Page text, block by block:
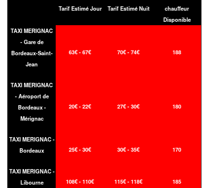
Tarif Estimé Jour Tarif Estimé Nuit
chauffeur
Disponible
TAXI MERIGNAC
- Gare de
Bordeaux-Saint-
Jean
63€ - 67€ 70€ - 74€ 188
TAXI MERIGNAC
- Aéroport de
Bordeaux -
Mérignac
20€ - 22€ 27€ - 30€ 180
TAXI MERIGNAC -
Bordeaux
25€ - 30€ 30€ - 35€ 170
TAXI MERIGNAC -
Libourne
108€ - 110€ 115€ - 118€ 185